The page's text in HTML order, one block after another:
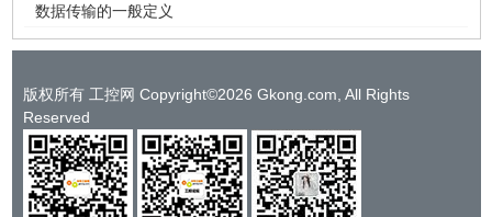
数据传输的一般定义
版权所有 工控网 Copyright©2026 Gkong.com, All Rights
Reserved